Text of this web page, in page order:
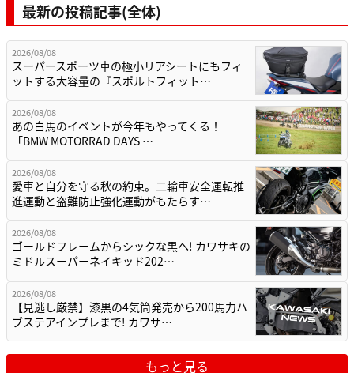
最新の投稿記事(全体)
2026/08/08
スーパースポーツ車の極小リアシートにもフィ
ットする大容量の『スポルトフィット…
2026/08/08
あの白馬のイベントが今年もやってくる！
「BMW MOTORRAD DAYS …
2026/08/08
愛車と自分を守る秋の約束。二輪車安全運転推
進運動と盗難防止強化運動がもたらす…
2026/08/08
ゴールドフレームからシックな黒へ! カワサキの
ミドルスーパーネイキッド202…
2026/08/08
【見逃し厳禁】漆黒の4気筒発売から200馬力ハ
ブステアインプレまで! カワサ…
もっと見る